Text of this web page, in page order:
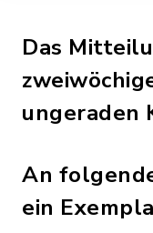
Das
ungeraden
An
ein